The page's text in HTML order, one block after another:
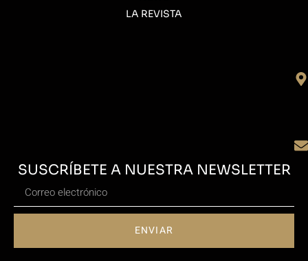
LA REVISTA
SUSCRÍBETE A NUESTRA NEWSLETTER
ENVIAR